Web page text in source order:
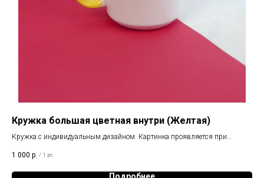
Кружка большая цветная внутри (Желтая)
Кружка с индивидуальным дизайном. Картинка проявляется при
1 000 р. / 1 pc